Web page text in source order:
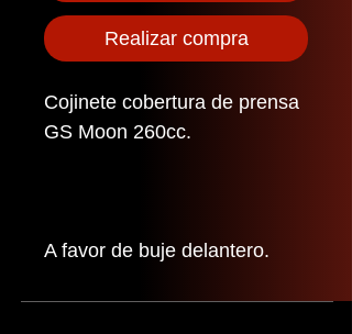
Realizar compra
Cojinete cobertura de prensa
GS Moon 260cc.
A favor de buje delantero.